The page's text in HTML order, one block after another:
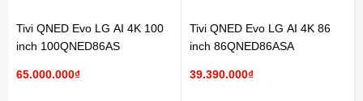
Tivi QNED Evo LG AI 4K 100
inch 100QNED86AS
65.000.000₫
Tivi QNED Evo LG AI 4K 86
inch 86QNED86ASA
39.390.000₫